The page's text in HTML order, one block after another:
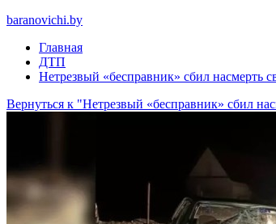
baranovichi.by
Главная
ДТП
Нетрезвый «бесправник» сбил насмерть
Вернуться к "Нетрезвый «бесправник» сбил